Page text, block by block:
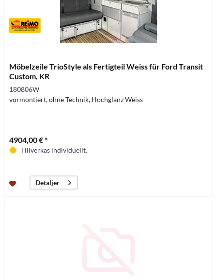
Möbelzeile TrioStyle als Fertigteil Weiss für Ford Transit
Custom, KR
180806W
vormontiert, ohne Technik, Hochglanz Weiss
4904,00 € *
Tillverkas individuellt.
Detaljer